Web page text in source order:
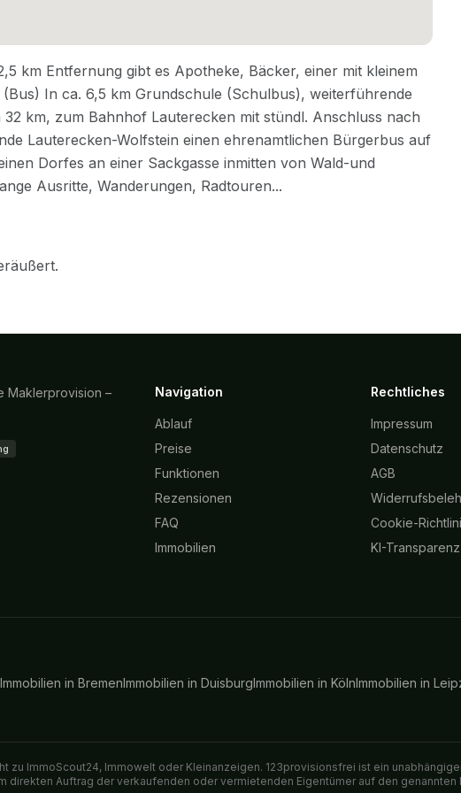
Maklerprovision –
Navigation
Ablauf
Preise
Funktionen
Rezensionen
FAQ
Immobilien
Rechtliches
Impressum
Datenschutz
AGB
Cookie-
KI-Transparenz
Immobilien in BremenImmobilien in DuisburgImmobilien in KölnImmobilien in
zu ImmoScout24, Immowelt oder Kleinanzeigen. 123provisionsfrei ist ein
direkten Auftrag der verkaufenden oder vermietenden Eigentümer auf den genannten